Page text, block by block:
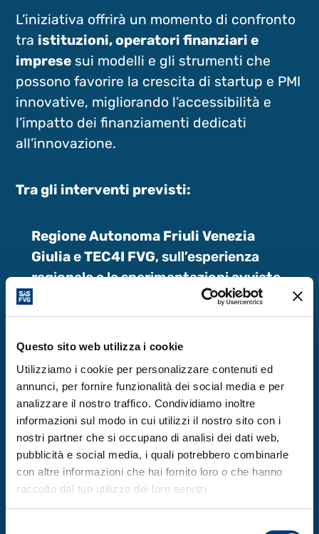
Questo sito web utilizza i cookie
Utilizziamo i cookie per personalizzare contenuti ed
annunci, per fornire funzionalità dei social media e per
analizzare il nostro traffico. Condividiamo inoltre
informazioni sul modo in cui utilizzi il nostro sito con i
nostri partner che si occupano di analisi dei dati web,
pubblicità e social media, i quali potrebbero combinarle
con altre informazioni che hai fornito loro o che hanno
raccolto dal tuo utilizzo dei loro servizi.
L’iniziativa offrirà un momento di confronto
tra istituzioni, operatori finanziari e
impresesui modelli e gli strumenti che
possono favorire la crescita di startup e PMI
innovative, migliorando l’accessibilità e
l’impatto dei finanziamenti dedicati
all’innovazione.
Tra gli interventi previsti:
Regione Autonoma Friuli Venezia
GiuliaeTEC4I FVG, sull’esperienza
regionale e le sperimentazioni avviate
sostegno delle imprese innovative;
Partner europei di progetto(Repubblica
Ceca, Ungheria, Slovenia, Austria), con la
condivisione di esperienze e buone
pratiche;
Sparkasse LDV20 Funding
Hub eAnimaimpresa , sui modelli di
valutazione dell’impatto e di finanza